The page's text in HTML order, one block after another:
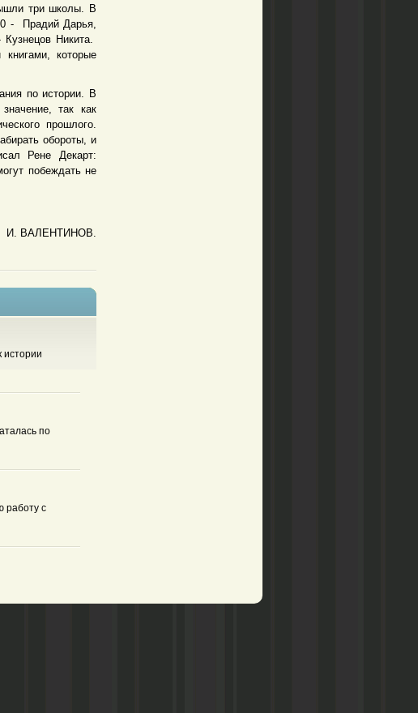
три школы. В
- Прадий Дарья,
Никита.
которые
по истории. В
так как
прошлого.
обороты, и
Рене Декарт:
побеждать не
И. ВАЛЕНТИНОВ.
истории
по
работу с